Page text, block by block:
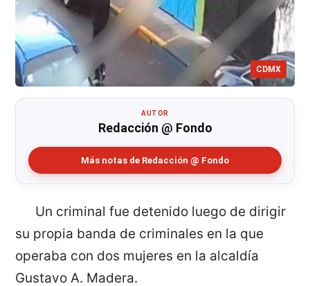
CDMX
AUTOR
Redacción @ Fondo
Más notas de Redacción @ Fondo
Un criminal fue detenido luego de dirigir
su propia banda de criminales en la que
operaba con dos mujeres en la alcaldía
Gustavo A. Madera.